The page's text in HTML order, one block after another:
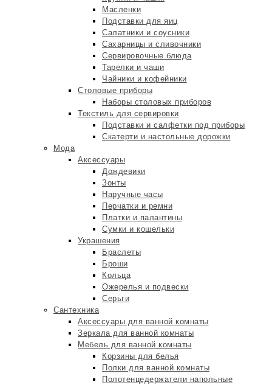
Масленки
Подставки для яиц
Салатники и соусники
Сахарницы и сливочники
Сервировочные блюда
Тарелки и чаши
Чайники и кофейники
Столовые приборы
Наборы столовых приборов
Текстиль для сервировки
Подставки и салфетки под приборы
Скатерти и настольные дорожки
Мода
Аксессуары
Дождевики
Зонты
Наручные часы
Перчатки и ремни
Платки и палантины
Сумки и кошельки
Украшения
Браслеты
Броши
Кольца
Ожерелья и подвески
Серьги
Сантехника
Аксессуары для ванной комнаты
Зеркала для ванной комнаты
Мебель для ванной комнаты
Корзины для белья
Полки для ванной комнаты
Полотенцедержатели напольные